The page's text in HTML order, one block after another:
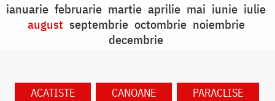
ianuarie februarie martie aprilie mai iunie iulie
august septembrie octombrie noiembrie
decembrie
ACATISTE CANOANE
PARACLISE